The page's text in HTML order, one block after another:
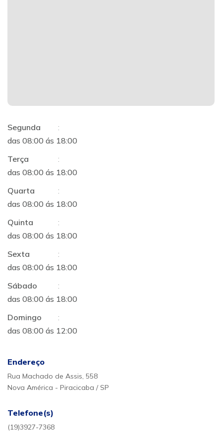
Segunda
:
das 08:00 ás 18:00
Terça
:
das 08:00 ás 18:00
Quarta
:
das 08:00 ás 18:00
Quinta
:
das 08:00 ás 18:00
Sexta
:
das 08:00 ás 18:00
Sábado
:
das 08:00 ás 18:00
Domingo
:
das 08:00 ás 12:00
Endereço
Rua Machado de Assis, 558
Nova América - Piracicaba / SP
Telefone(s)
(19)3927-7368